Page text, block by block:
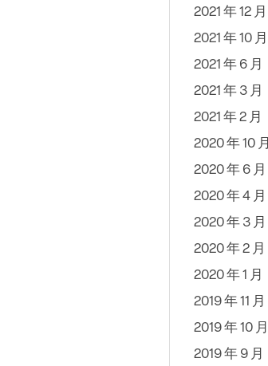
2021 年 12 月
2021 年 10 月
2021 年 6 月
2021 年 3 月
2021 年 2 月
2020 年 10 月
2020 年 6 月
2020 年 4 月
2020 年 3 月
2020 年 2 月
2020 年 1 月
2019 年 11 月
2019 年 10 月
2019 年 9 月